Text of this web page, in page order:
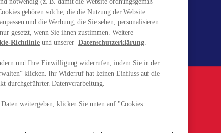
notwendig (z. B. damit die Website ordnungsgemäß
gehören solche, die die Nutzung der Website
und die Werbung, die Sie sehen, personalisieren.
gesetzt, wenn Sie ihnen zustimmen. Weitere
Richtlinie und unserer Datenschutzerklärung.
und Ihre Einwilligung widerrufen, indem Sie in der
klicken. Ihr Widerruf hat keinen Einfluss auf die
durchgeführten Datenverarbeitung.
weitergeben, klicken Sie unten auf "Cookies